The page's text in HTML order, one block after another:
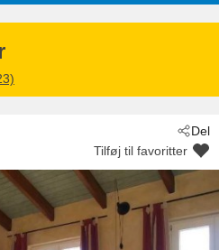
Del
Tilføj til favoritter